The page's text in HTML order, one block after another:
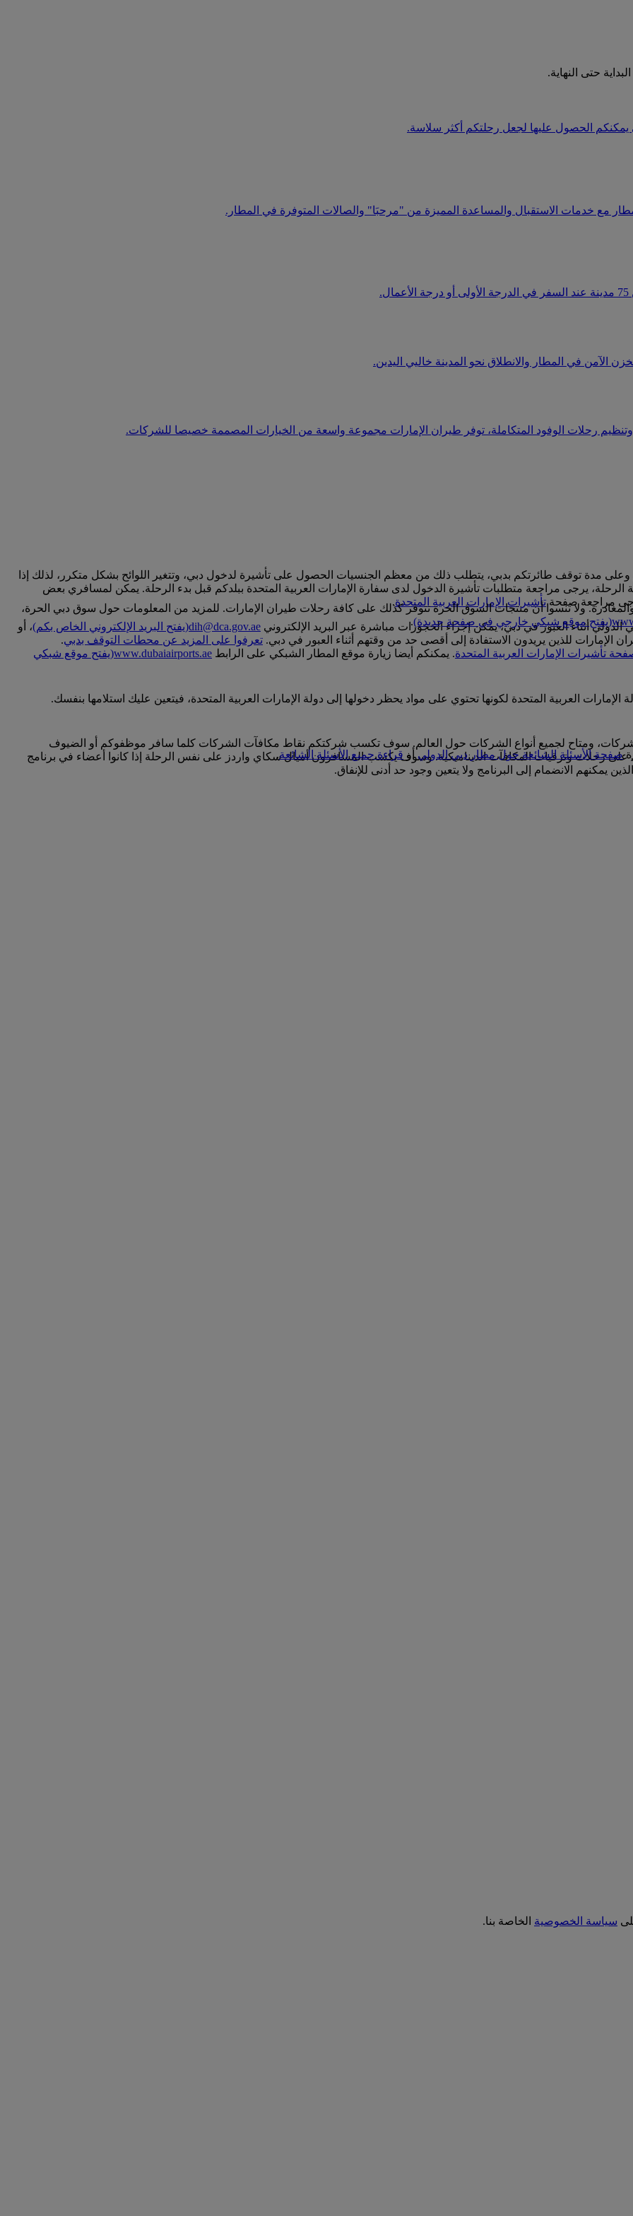
حتى النهاية.
الحصول عليها لجعل رحلتكم أكثر سلاسة.
مع خدمات الاستقبال والمساعدة المميزة من "مرحبَا" والصالات المتوفرة في المطار.
الآمن في المطار والانطلاق نحو المدينة خاليي اليدين.
رحلات الوفود المتكاملة، توفر طيران الإمارات مجموعة واسعة من الخيارات المصممة خصيصا للشركات.
مدة توقف طائرتكم بدبي، يتطلب ذلك من معظم الجنسيات الحصول على تأشيرة لدخول دبي، وتتغير اللوائح بشكل متكرر، لذلك إذا
الرحلة، يرجى مراجعة متطلبات تأشيرة الدخول لدى سفارة الإمارات العربية المتحدة ببلدكم قبل بدء الرحلة. يمكن لمسافري بعض
مراجعة صفحةتأشيرات الإمارات العربية المتحدة.
أثناء العبور في دبي، يمكن إجراء الحجوزات مباشرة عبر البريد الإلكتروني dih@dca.gov.ae(يفتح البريد الإلكتروني الخاص بكم)، أو
للذين يريدون الاستفادة إلى أقصى حد من وقتهم أثناء العبور في دبي. تعرفوا على المزيد عن محطات التوقف بدبي.
في منطقتي الوصول والمغادرة. ولا تنسوا أن منتجات السوق الحرة تتوفر كذلك على كافة رحلات طيران الإمارات. للمزيد من المعلومات حول سوق دبي الحرة،
(يفتح موقع شبكي خارجي في صفحة جديدة).
تأشيرات الإمارات العربية المتحدة. يمكنكم أيضا زيارة موقع المطار الشبكي على الرابط www.dubaiairports.ae(يفتح موقع شبكي
العربية المتحدة لكونها تحتوي على مواد يحظر دخولها إلى دولة الإمارات العربية المتحدة، فيتعين عليك استلامها بنفسك.
ومتاح لجميع أنواع الشركات حول العالم. سوف تكسب شركتكم نقاط مكافآت الشركات كلما سافر موظفوكم أو الضيوف
على رحلات وترقيات المكافآت الديناميكية. وسوف يكسب المسافرون أميال سكاي واردز على نفس الرحلة إذا كانوا أعضاء في برنامج
يمكنهم الانضمام إلى البرنامج ولا يتعين وجود حد أدنى للإنفاق.
صفحة الأسئلة الشائعة حول مطار دبي الدوليأو قراءة جميع الأسئلة الشائعة.
سياسة الخصوصية الخاصة بنا.